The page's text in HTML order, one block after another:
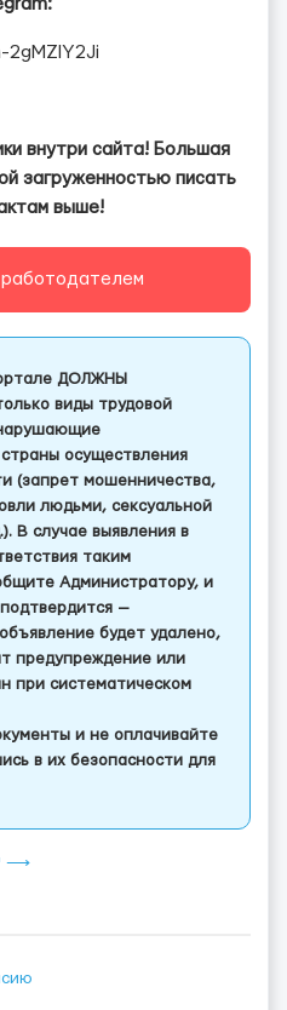
внутри сайта! Большая
загруженностью писать
выше!
ДОЛЖНЫ
виды трудовой
осуществления
(запрет мошенничества,
людьми, сексуальной
В случае выявления в
таким
Администратору, и
—
будет удалено,
предупреждение или
при систематическом
и не оплачивайте
в их безопасности для
⟶